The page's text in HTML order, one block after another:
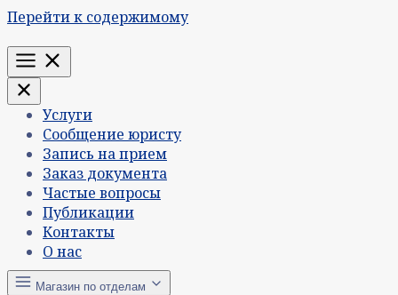
Перейти к содержимому
Меню
Услуги
Сообщение юристу
Запись на прием
Заказ документа
Частые вопросы
Публикации
Контакты
О нас
Магазин по отделам